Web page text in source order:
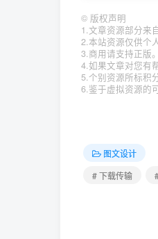
© 版权声明
1.文章资源部分来
2.本站资源仅供个
3.商用请支持正版
4.如果文章对您有
5.个别资源所标积
6.鉴于虚拟资源的
图文设计
# 下载传输